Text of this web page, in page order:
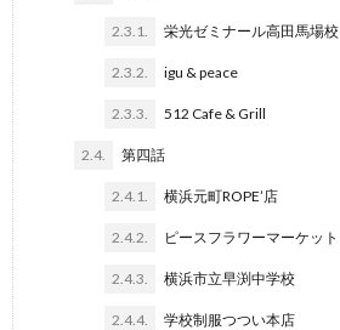
2.3.1. 栄光ゼミナール高田馬場校
2.3.2. igu & peace
2.3.3. 512 Cafe & Grill
2.4. 第四話
2.4.1. 横浜元町ROPE’店
2.4.2. ピースフラワーマーケット
2.4.3. 横浜市立早渕中学校
2.4.4. 学校制服つつい本店